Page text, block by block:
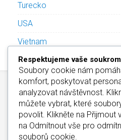
Turecko
USA
Vietnam
Kontakt/Informace o
Respektujeme vaše
Soubory cookie nám
komfort, poskytovat
analyzovat návštěvnost.
můžete vybrat, které
povolit. Klikněte na Přijmout
na Odmítnout vše pro
souborů cookie.